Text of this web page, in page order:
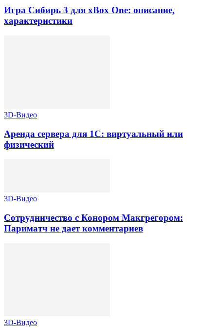
Игра Сибирь 3 для xBox One: описание,
характеристики
3D-Видео
Аренда сервера для 1С: виртуальный или
физический
3D-Видео
Сотрудничество с Конором Макгрегором:
Париматч не дает комментариев
3D-Видео